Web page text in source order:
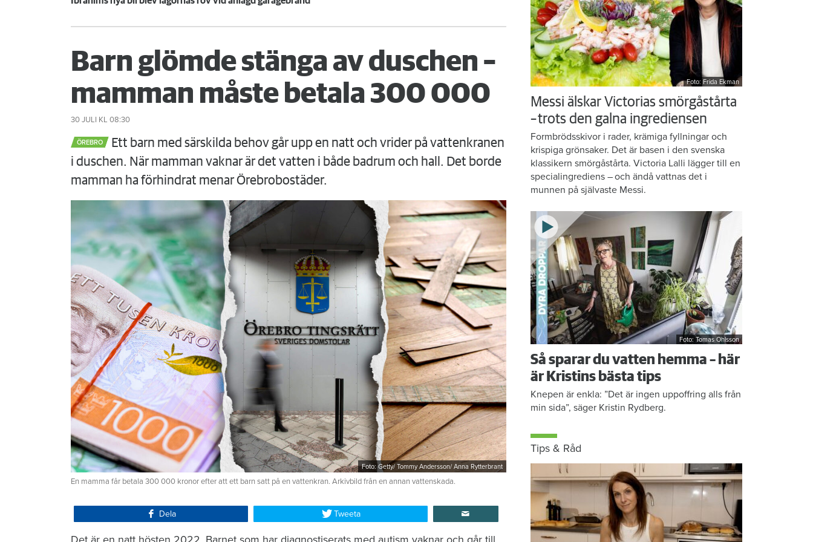
Barn glömde stänga av duschen –
mamman måste betala 300 000
30 JULI KL 08:30
ÖREBRO
Ett barn med särskilda behov går upp en natt och vrider på vattenkranen
i duschen. När mamman vaknar är det vatten i både badrum och hall. Det borde
mamman ha förhindrat menar Örebrobostäder.
Foto: Getty/ Tommy Andersson/ Anna Rytterbrant
En mamma får betala 300 000 kronor efter att ett barn satt på en vattenkran. Arkivbild från en annan vattenskada.
Dela Tweeta
Det är en natt hösten 2022. Barnet som har diagnostiserats med autism vaknar och går till
Foto: Frida Ekman
Messi älskar Victorias smörgåstårta
– trots den galna ingrediensen
Formbrödsskivor i rader, krämiga fyllningar och
krispiga grönsaker. Det är basen i den svenska
klassikern smörgåstårta. Victoria Lalli lägger till en
specialingrediens – och ändå vattnas det i
munnen på självaste Messi.
Foto: Tomas Ohlsson
Så sparar du vatten hemma – här
är Kristins bästa tips
Knepen är enkla: ”Det är ingen uppoffring alls från
min sida”, säger Kristin Rydberg.
Tips & Råd